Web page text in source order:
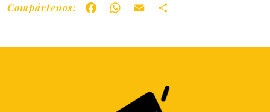
Compártenos: FacebookWhatsApp
Email